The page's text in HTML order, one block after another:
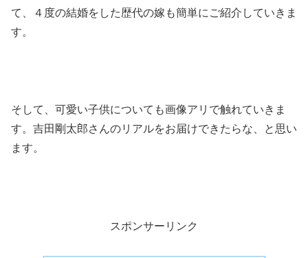
て、４度の結婚をした歴代の嫁も簡単にご紹介していきま
す。
そして、可愛い子供についても画像アリで触れていきま
す。吉田剛太郎さんのリアルをお届けできたらな、と思い
ます。
スポンサーリンク